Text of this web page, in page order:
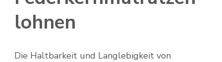
lohnen
Die Haltbarkeit und Langlebigkeit von